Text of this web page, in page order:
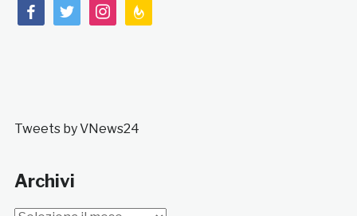
facebooktwitterinstagramfeedburner
Tweets by VNews24
Archivi